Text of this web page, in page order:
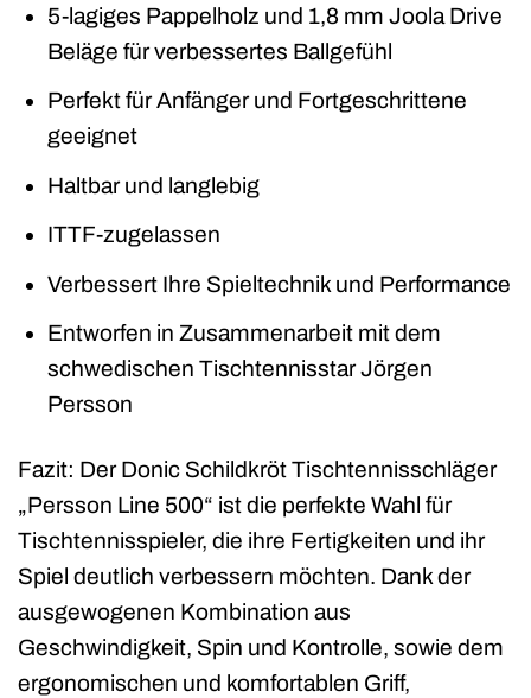
5-lagiges Pappelholz und 1,8 mm Joola Drive
Beläge für verbessertes Ballgefühl
Perfekt für Anfänger und Fortgeschrittene
geeignet
Haltbar und langlebig
ITTF-zugelassen
Verbessert Ihre Spieltechnik und Performance
Entworfen in Zusammenarbeit mit dem
schwedischen Tischtennisstar Jörgen
Persson
Fazit: Der Donic Schildkröt Tischtennisschläger
„Persson Line 500“ ist die perfekte Wahl für
Tischtennisspieler, die ihre Fertigkeiten und ihr
Spiel deutlich verbessern möchten. Dank der
ausgewogenen Kombination aus
Geschwindigkeit, Spin und Kontrolle, sowie dem
ergonomischen und komfortablen Griff,